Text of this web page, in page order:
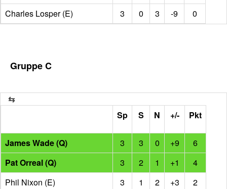
Charles Losper (E)
3 0 3 -9 0
Gruppe C
Sp S N +/- Pkt
James Wade (Q) 3 3 0 +9
6
Pat Orreal (Q)
3 2 1 +1
4
Phil Nixon (E)
3 1 2 +3
2